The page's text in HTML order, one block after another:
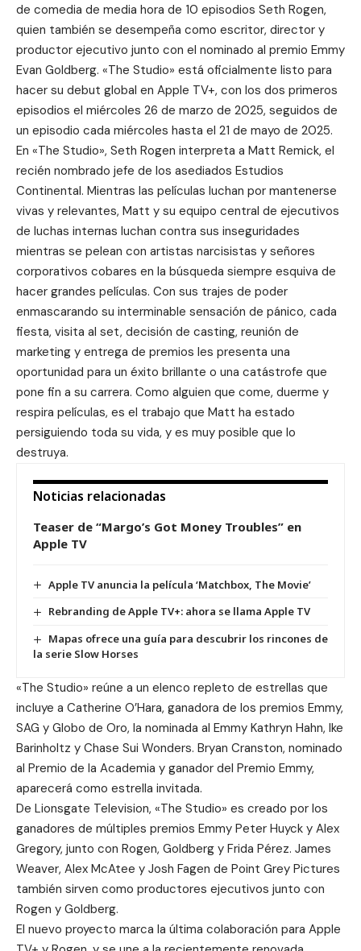
de comedia de media hora de 10 episodios Seth Rogen,
quien también se desempeña como escritor, director y
productor ejecutivo junto con el nominado al premio Emmy
Evan Goldberg. «The Studio» está oficialmente listo para
hacer su debut global en Apple TV+, con los dos primeros
episodios el miércoles 26 de marzo de 2025, seguidos de
un episodio cada miércoles hasta el 21 de mayo de 2025.
En «The Studio», Seth Rogen interpreta a Matt Remick, el
recién nombrado jefe de los asediados Estudios
Continental. Mientras las películas luchan por mantenerse
vivas y relevantes, Matt y su equipo central de ejecutivos
de luchas internas luchan contra sus inseguridades
mientras se pelean con artistas narcisistas y señores
corporativos cobares en la búsqueda siempre esquiva de
hacer grandes películas. Con sus trajes de poder
enmascarando su interminable sensación de pánico, cada
fiesta, visita al set, decisión de casting, reunión de
marketing y entrega de premios les presenta una
oportunidad para un éxito brillante o una catástrofe que
pone fin a su carrera. Como alguien que come, duerme y
respira películas, es el trabajo que Matt ha estado
persiguiendo toda su vida, y es muy posible que lo
destruya.
Noticias relacionadas
Teaser de “Margo’s Got Money Troubles” en
Apple TV
Apple TV anuncia la película ‘Matchbox, The Movie’
Rebranding de Apple TV+: ahora se llama Apple TV
Mapas ofrece una guía para descubrir los rincones de
la serie Slow Horses
«The Studio» reúne a un elenco repleto de estrellas que
incluye a Catherine O’Hara, ganadora de los premios Emmy,
SAG y Globo de Oro, la nominada al Emmy Kathryn Hahn, Ike
Barinholtz y Chase Sui Wonders. Bryan Cranston, nominado
al Premio de la Academia y ganador del Premio Emmy,
aparecerá como estrella invitada.
De Lionsgate Television, «The Studio» es creado por los
ganadores de múltiples premios Emmy Peter Huyck y Alex
Gregory, junto con Rogen, Goldberg y Frida Pérez. James
Weaver, Alex McAtee y Josh Fagen de Point Grey Pictures
también sirven como productores ejecutivos junto con
Rogen y Goldberg.
El nuevo proyecto marca la última colaboración para Apple